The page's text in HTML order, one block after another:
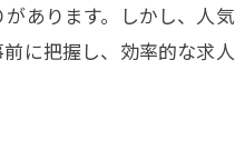
ェック方法
あります。しかし、人
に把握し、効率的な求人